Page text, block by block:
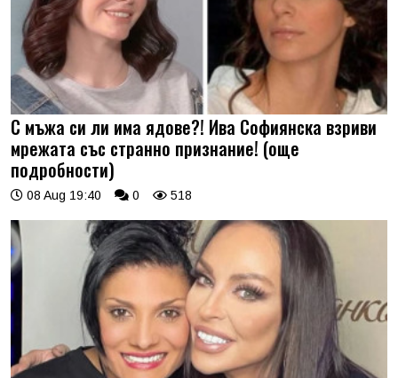
С мъжа си ли има ядове?! Ива Софиянска взриви
мрежата със странно признание! (още
подробности)
08 Aug 19:40 0 518